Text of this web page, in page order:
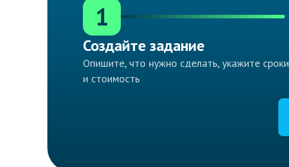
1
Создайте задание
Опишите, что нужно сделать, укажите сроки
и стоимость